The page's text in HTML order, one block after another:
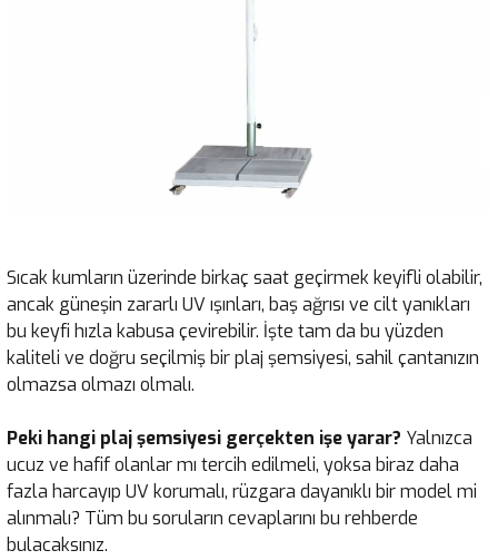
Sıcak kumların üzerinde birkaç saat geçirmek keyifli olabilir,
ancak güneşin zararlı UV ışınları, baş ağrısı ve cilt yanıkları
bu keyfi hızla kabusa çevirebilir. İşte tam da bu yüzden
kaliteli ve doğru seçilmiş bir plaj şemsiyesi, sahil çantanızın
olmazsa olmazı olmalı.
Peki hangi plaj şemsiyesi gerçekten işe yarar? Yalnızca
ucuz ve hafif olanlar mı tercih edilmeli, yoksa biraz daha
fazla harcayıp UV korumalı, rüzgara dayanıklı bir model mi
alınmalı? Tüm bu soruların cevaplarını bu rehberde
bulacaksınız.